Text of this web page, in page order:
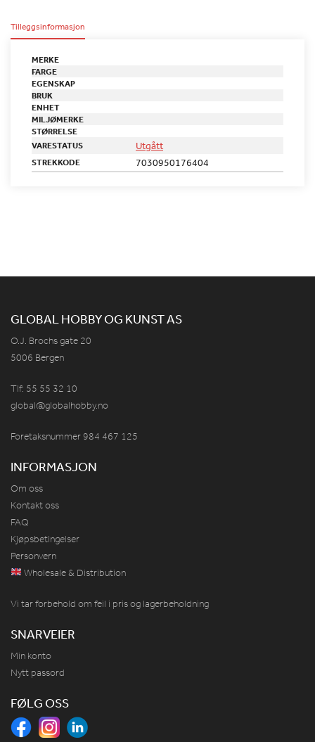
Tilleggsinformasjon
MERKE
FARGE
EGENSKAP
BRUK
ENHET
MILJØMERKE
STØRRELSE
VARESTATUS
Utgått
STREKKODE 7030950176404
GLOBAL HOBBY OG KUNST AS
O.J. Brochs gate 20
5006 Bergen
Tlf: 55 55 32 10
global@globalhobby.no
Foretaksnummer 984 467 125
INFORMASJON
Om oss
Kontakt oss
FAQ
Kjøpsbetingelser
Personvern
Wholesale & Distribution
Vi tar forbehold om feil i pris og lagerbeholdning
SNARVEIER
Min konto
Nytt passord
FØLG OSS